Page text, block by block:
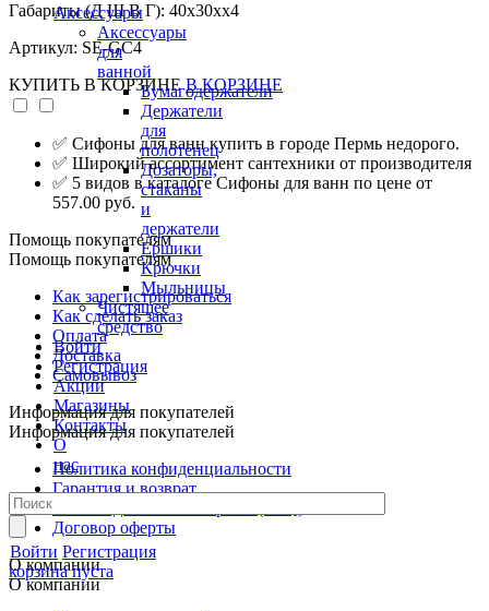
Аксессуары
Аксессуары
для
ванной
Бумагодержатели
Держатели
для
полотенец
Дозаторы,
стаканы
и
держатели
Ершики
Крючки
Мыльницы
Чистящее
средство
Войти
Регистрация
Акции
Магазины
Контакты
О
нас
Войти Регистрация
корзина пуста
Габариты (Д Ш В Г): 40x30xx4
Артикул: SE-GC4
КУПИТЬ В КОРЗИНЕ В КОРЗИНЕ
✅ Сифоны для ванн купить в городе Пермь недорого.
✅ Широкий ассортимент сантехники от производителя
✅ 5 видов в каталоге Сифоны для ванн по цене от
557.00 руб.
Помощь покупателям
Помощь покупателям
Как зарегистрироваться
Как сделать заказ
Оплата
Доставка
Самовывоз
Информация для покупателей
Информация для покупателей
Политика конфиденциальности
Гарантия и возврат
Договор оферты
О компании
О компании